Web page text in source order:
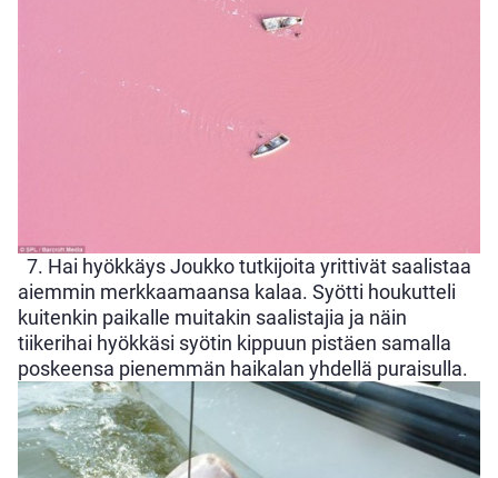
7. Hai hyökkäys Joukko tutkijoita yrittivät saalistaa
aiemmin merkkaamaansa kalaa. Syötti houkutteli
kuitenkin paikalle muitakin saalistajia ja näin
tiikerihai hyökkäsi syötin kippuun pistäen samalla
poskeensa pienemmän haikalan yhdellä puraisulla.